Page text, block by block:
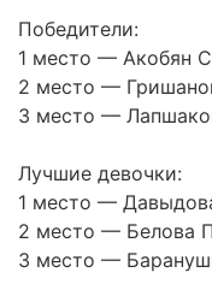
Победители:
1 место — Акобян
2 место —
3 место —
Лучшие девочки:
1 место —
2 место — Белова
3 место —